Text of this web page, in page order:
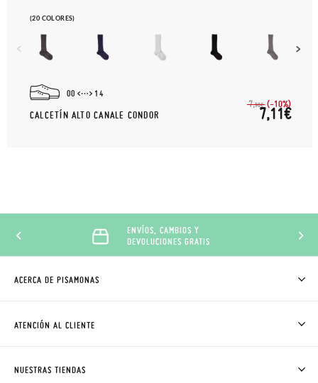
(20 COLORES)
00 14
CALCETÍN ALTO CANALE CONDOR
7,90€ (-10%)
7,11€
ENVÍOS, CAMBIOS Y
DEVOLUCIONES GRATIS
ACERCA DE PISAMONAS
CÓMO COMPRAR
ATENCIÓN AL CLIENTE
NUESTRAS TIENDAS